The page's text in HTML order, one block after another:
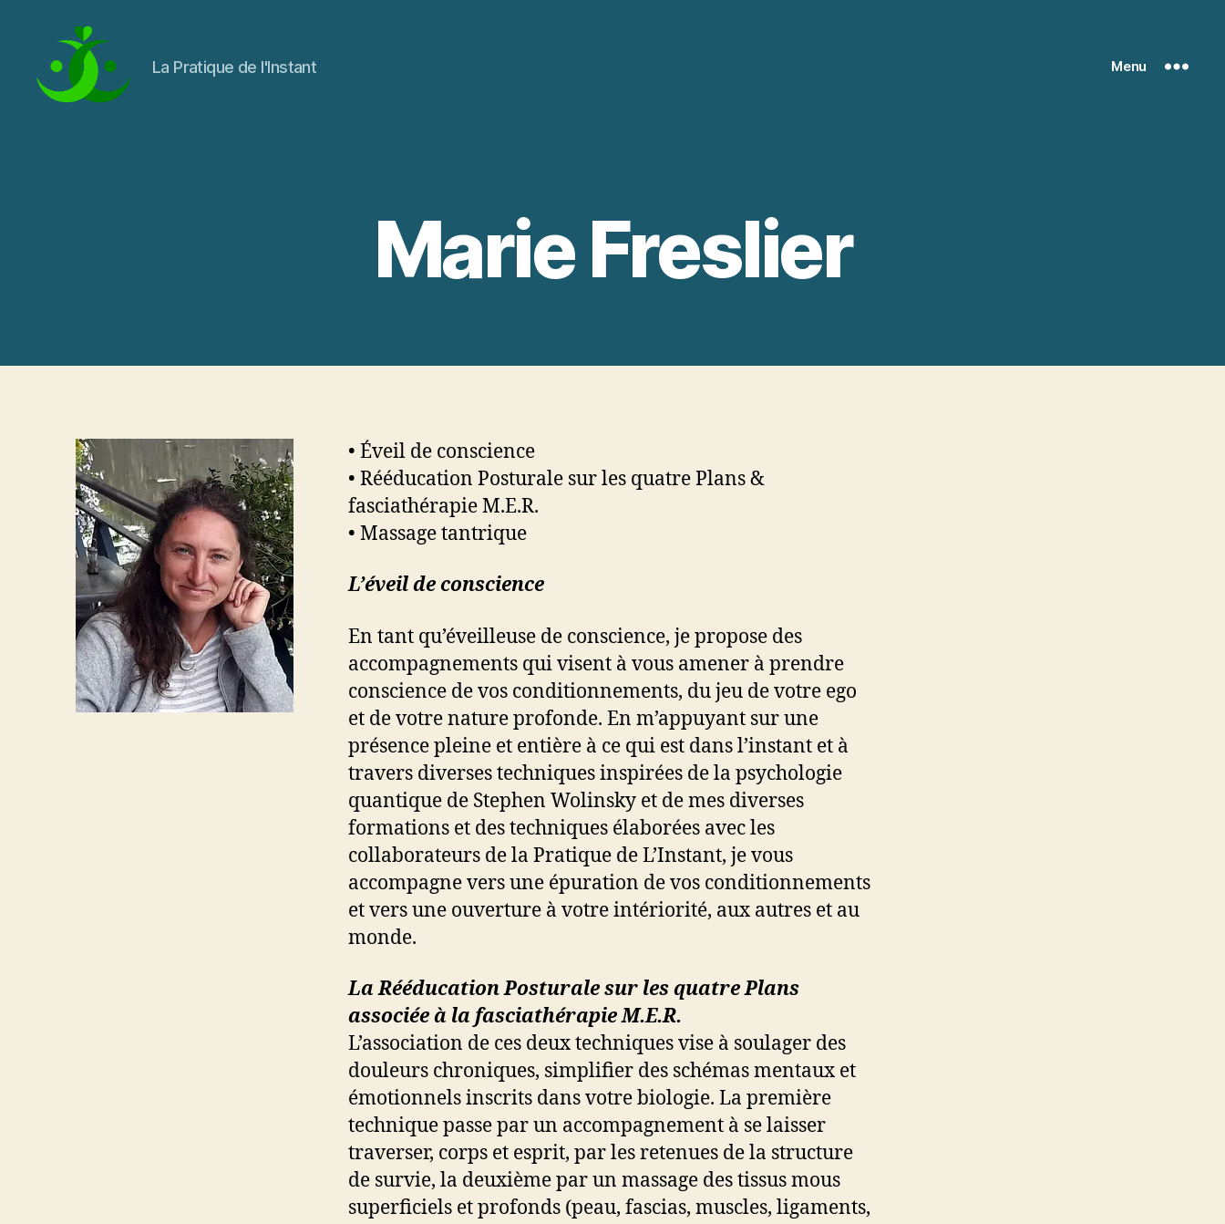
La Pratique de l'Instant Menu
Marie Freslier
• Éveil de conscience
• Rééducation Posturale sur les quatre Plans &
fasciathérapie M.E.R.
• Massage tantrique
L’éveil de conscience
En tant qu’éveilleuse de conscience, je propose des
accompagnements qui visent à vous amener à prendre
conscience de vos conditionnements, du jeu de votre ego
et de votre nature profonde. En m’appuyant sur une
présence pleine et entière à ce qui est dans l’instant et à
travers diverses techniques inspirées de la psychologie
quantique de Stephen Wolinsky et de mes diverses
formations et des techniques élaborées avec les
collaborateurs de la Pratique de L’Instant, je vous
accompagne vers une épuration de vos conditionnements
et vers une ouverture à votre intériorité, aux autres et au
monde.
La Rééducation Posturale sur les quatre Plans
associée à la fasciathérapie M.E.R.
L’association de ces deux techniques vise à soulager des
douleurs chroniques, simplifier des schémas mentaux et
émotionnels inscrits dans votre biologie. La première
technique passe par un accompagnement à se laisser
traverser, corps et esprit, par les retenues de la structure
de survie, la deuxième par un massage des tissus mous
superficiels et profonds (peau, fascias, muscles, ligaments,